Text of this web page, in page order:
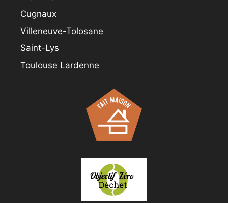
Cugnaux
Villeneuve-Tolosane
Saint-Lys
Toulouse Lardenne